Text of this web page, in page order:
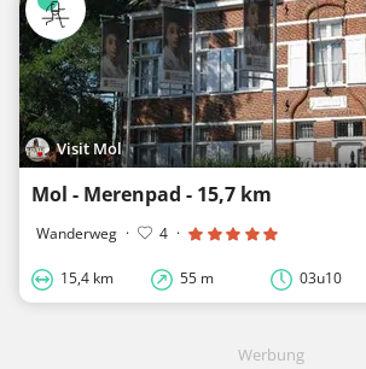
Visit Mol
Mol - Merenpad - 15,7 km
Wanderweg · 4 ·
15,4 km 55 m 03u10
Werbung